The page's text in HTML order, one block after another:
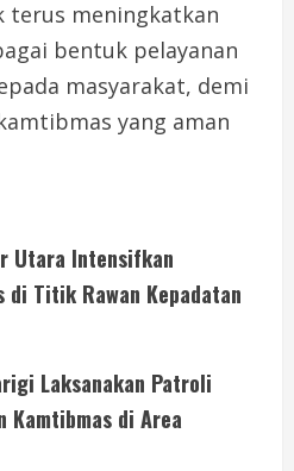
meningkatkan
bentuk pelayanan
masyarakat, demi
yang aman
Utara Intensifkan
di Titik Rawan Kepadatan
Laksanakan Patroli
Kamtibmas di Area